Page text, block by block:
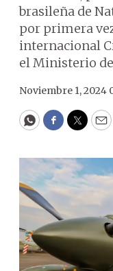
brasileña de
por primera
internacional
el Ministerio de
Noviembre 1, 2024
WhatsApp
Facebook